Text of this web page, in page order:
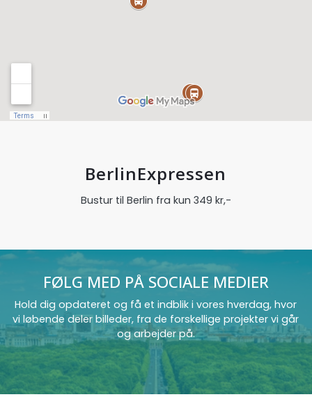
BerlinExpressen
Bustur til Berlin fra kun 349 kr,-
FØLG MED PÅ SOCIALE MEDIER
Hold dig opdateret og få et indblik i vores hverdag, hvor
vi løbende deler billeder, fra de forskellige projekter vi går
og arbejder på.